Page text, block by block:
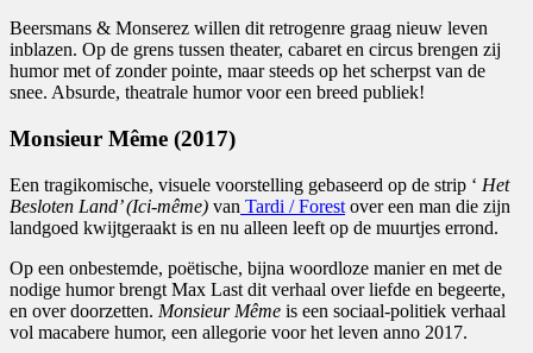
Beersmans & Monserez willen dit retrogenre graag nieuw leven
inblazen. Op de grens tussen theater, cabaret en circus brengen zij
humor met of zonder pointe, maar steeds op het scherpst van de
snee. Absurde, theatrale humor voor een breed publiek!
Monsieur Même (2017)
Een tragikomische, visuele voorstelling gebaseerd op de strip ‘ Het
Besloten Land’ (Ici-même) van Tardi / Forest over een man die zijn
landgoed kwijtgeraakt is en nu alleen leeft op de muurtjes errond.
Op een onbestemde, poëtische, bijna woordloze manier en met de
nodige humor brengt Max Last dit verhaal over liefde en begeerte,
en over doorzetten. Monsieur Même is een sociaal-politiek verhaal
vol macabere humor, een allegorie voor het leven anno 2017.